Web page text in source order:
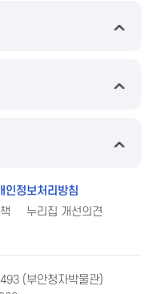
인정보처리방침
누리집 개선의견
(부안청자박물관)